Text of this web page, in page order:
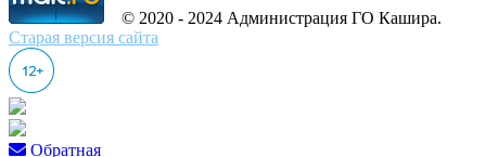
© 2020 - 2024 Администрация ГО Кашира.
Старая версия сайта
Обратная